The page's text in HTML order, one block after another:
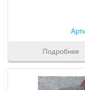
Подробнее